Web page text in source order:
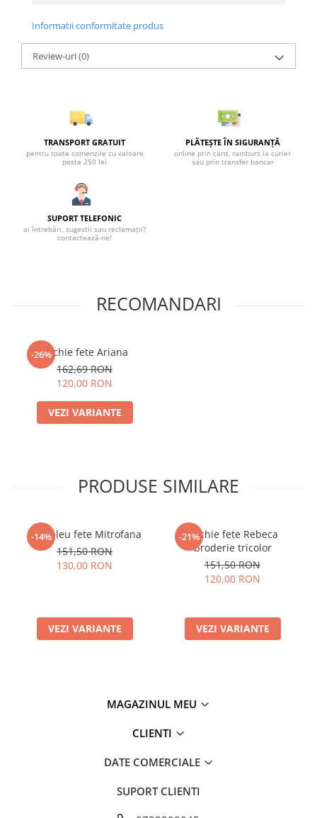
Informatii conformitate produs
Review-uri(0)
TRANSPORT GRATUIT
pentru toate comenzile cu valoare
peste 250 lei
PLĂTEȘTE ÎN SIGURANȚĂ
online prin card, ramburs la curier
sau prin transfer bancar
SUPORT TELEFONIC
ai întrebări, sugestii sau reclamații?
contactează-ne!
RECOMANDARI
-26%Rochie fete Ariana
162,69 RON
120,00 RON
VEZI VARIANTE
PRODUSE SIMILARE
-14%
Compleu fete Mitrofana
151,50 RON
130,00 RON
VEZI VARIANTE
-21%
Rochie fete Rebeca
broderie tricolor
151,50 RON
120,00 RON
VEZI VARIANTE
MAGAZINUL MEU
CLIENTI
DATE COMERCIALE
SUPORT CLIENTI